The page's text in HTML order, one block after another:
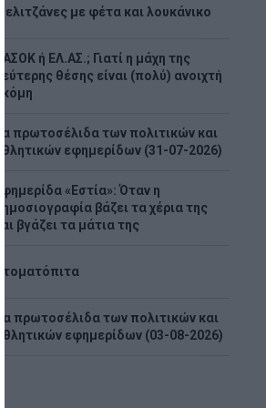
Μελιτζάνες με φέτα και λουκάνικο
ΠΑΣΟΚ ή ΕΛ.ΑΣ.; Γιατί η μάχη της
δεύτερης θέσης είναι (πολύ) ανοιχτή
ακόμη
Τα πρωτοσέλιδα των πολιτικών και
αθλητικών εφημερίδων (31-07-2026)
Εφημερίδα «Εστία»: Όταν η
δημοσιογραφία βάζει τα χέρια της
και βγάζει τα μάτια της
Ντοματόπιτα
Τα πρωτοσέλιδα των πολιτικών και
αθλητικών εφημερίδων (03-08-2026)